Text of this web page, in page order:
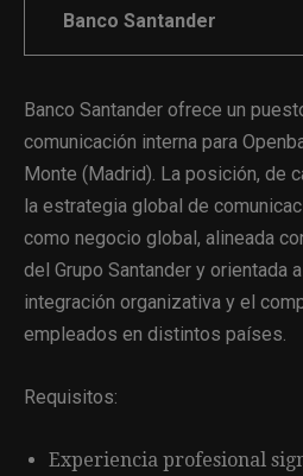
Banco Santander
Banco Santander ofrece un
comunicación interna para
Monte (Madrid). La posición, de
la estrategia global de
como negocio global, alineada
del Grupo Santander y orientada
integración organizativa y el
empleados en distintos países.
Requisitos:
Experiencia profesional